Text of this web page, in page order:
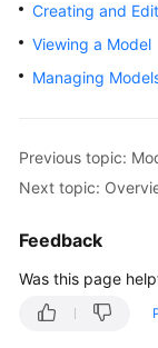
Overview
User
Practices
Creating and
Viewing a Model
Managing
Previous topic:
Next topic:
Feedback
Was this page